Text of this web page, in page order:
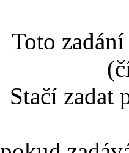
Toto
Stačí zadat